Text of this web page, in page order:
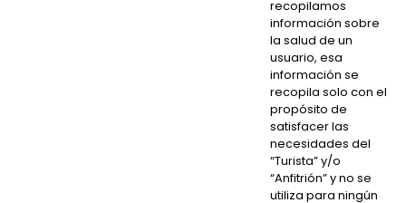
recopilamos
información sobre
la salud de un
usuario, esa
información se
recopila solo con el
propósito de
satisfacer las
necesidades del
“Turista” y/o
“Anfitrión” y no se
utiliza para ningún